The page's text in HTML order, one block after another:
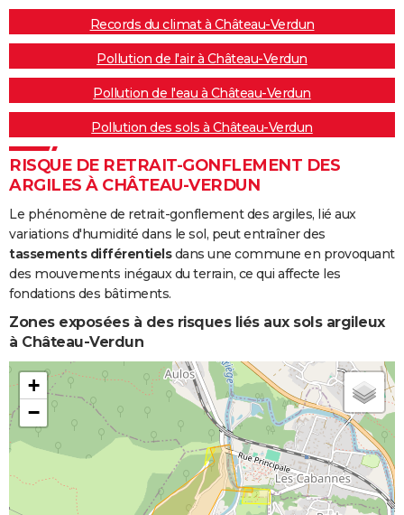
Records du climat à Château-Verdun
Pollution de l'air à Château-Verdun
Pollution de l'eau à Château-Verdun
Pollution des sols à Château-Verdun
RISQUE DE RETRAIT-GONFLEMENT DES
ARGILES À CHÂTEAU-VERDUN
Le phénomène de retrait-gonflement des argiles, lié aux
variations d'humidité dans le sol, peut entraîner des
tassements différentielsdans une commune en provoquant
des mouvements inégaux du terrain, ce qui affecte les
fondations des bâtiments.
Zones exposées à des risques liés aux sols argileux
à Château-Verdun
+
−